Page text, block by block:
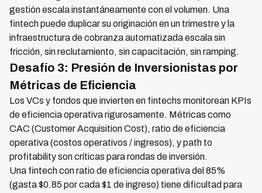
gestión escala instantáneamente con el volumen. Una
fintech puede duplicar su originación en un trimestre y la
infraestructura de cobranza automatizada escala sin
fricción, sin reclutamiento, sin capacitación, sin ramping.
Desafío 3: Presión de Inversionistas por
Métricas de Eficiencia
Los VCs y fondos que invierten en fintechs monitorean KPIs
de eficiencia operativa rigurosamente. Métricas como
CAC (Customer Acquisition Cost), ratio de eficiencia
operativa (costos operativos / ingresos), y path to
profitability son críticas para rondas de inversión.
Una fintech con ratio de eficiencia operativa del 85%
(gasta $0.85 por cada $1 de ingreso) tiene dificultad para